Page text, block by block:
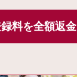
料を全額返金